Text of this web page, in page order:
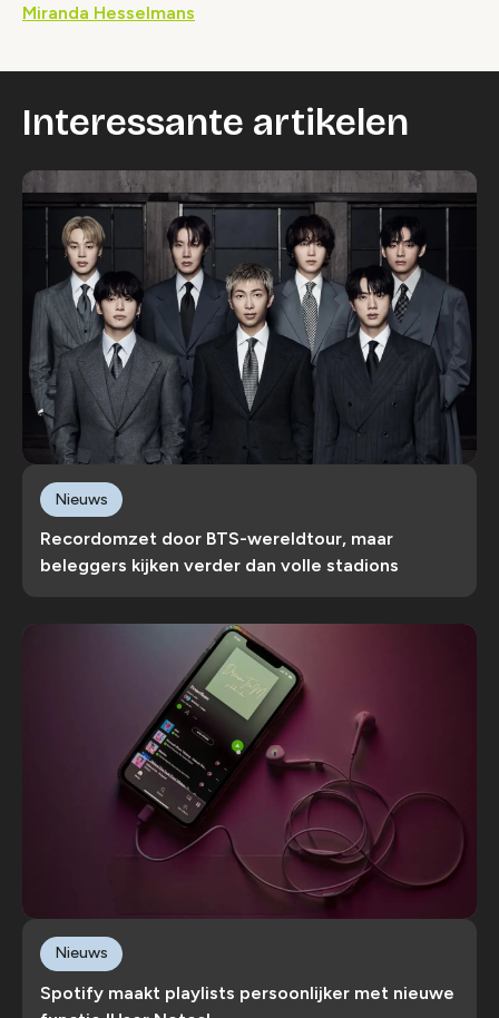
Wijzig cookie instellingen
Miranda Hesselmans
Interessante artikelen
Recordomzet door BTS-wereldtour, maar
beleggers kijken verder dan volle stadions
Nieuws
Spotify maakt playlists persoonlijker met nieuwe
Nieuws